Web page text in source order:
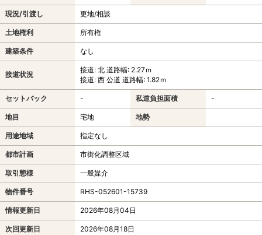
現況/引渡し 更地/相談
土地権利 所有権
建築条件 なし
接道状況
接道: 北 道路幅: 2.27ｍ
接道: 西 公道 道路幅: 1.82ｍ
セットバック - 私道負担面積 -
地目 宅地 地勢
用途地域 指定なし
都市計画 市街化調整区域
取引態様 一般媒介
物件番号 RHS-052601-15739
情報更新日 2026年08月04日
次回更新日
2026年08月18日